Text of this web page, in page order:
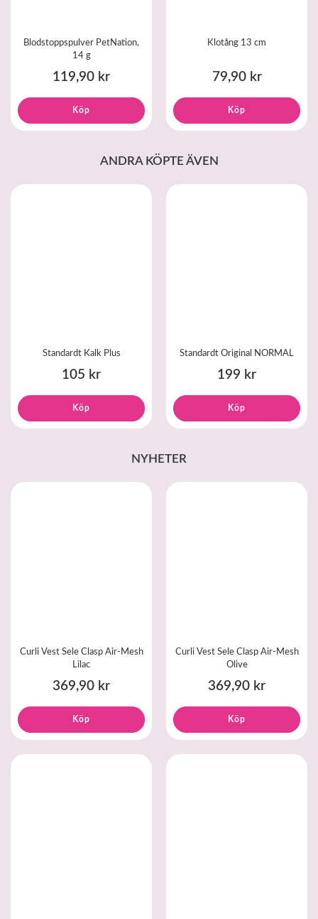
Blodstoppspulver PetNation,
14 g
119,90 kr
Köp
Klotång 13 cm
79,90 kr
Köp
ANDRA KÖPTE ÄVEN
Standardt Kalk Plus
105 kr
Köp
Standardt Original NORMAL
199 kr
Köp
NYHETER
Curli Vest Sele Clasp Air-Mesh
Lilac
369,90 kr
Köp
Curli Vest Sele Clasp Air-Mesh
Olive
369,90 kr
Köp